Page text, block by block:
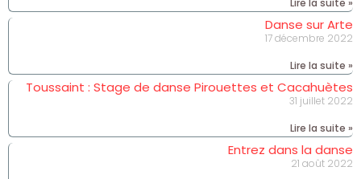
Danse sur Arte
17 décembre 2022
Lire la suite »
Toussaint : Stage de danse Pirouettes et Cacahuètes
31 juillet 2022
Lire la suite »
Entrez dans la danse
21 août 2022